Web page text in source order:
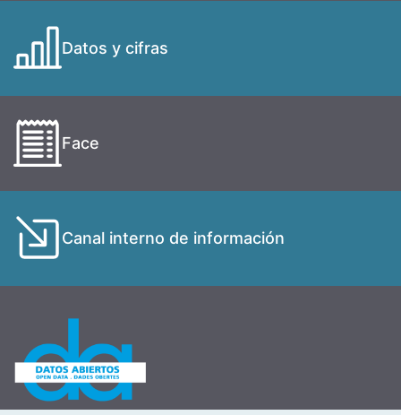
Datos y cifras
Face
Canal interno de información